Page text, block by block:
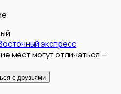
экспресс
мест могут отличаться —
с друзьями